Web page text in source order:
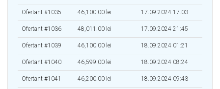
Ofertant #1035 46,100.00 lei 17.09.2024 17:03
Ofertant #1036 48,011.00 lei 17.09.2024 21:45
Ofertant #1039 46,100.00 lei 18.09.2024 01:21
Ofertant #1040 46,599.00 lei 18.09.2024 08:24
Ofertant #1041 46,200.00 lei 18.09.2024 09:43